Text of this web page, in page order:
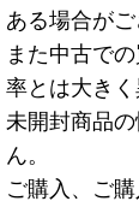
ある場合がご
また中古で
率とは大きく
未開封商品
ん。
ご購入、ご